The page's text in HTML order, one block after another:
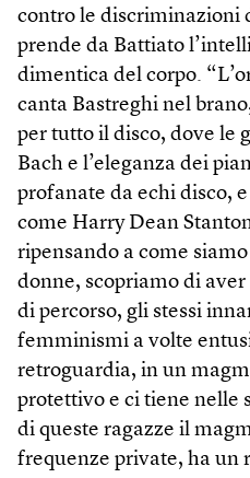
contro le discriminazioni
prende da Battiato
dimentica del corpo.
canta Bastreghi nel
per tutto il disco, dove le
Bach e l’eleganza dei
profanate da echi disco,
come Harry Dean
ripensando a come
donne, scopriamo di
di percorso, gli stessi
femminismi a volte
retroguardia, in un
protettivo e ci tiene nelle
di queste ragazze il
frequenze private, ha un